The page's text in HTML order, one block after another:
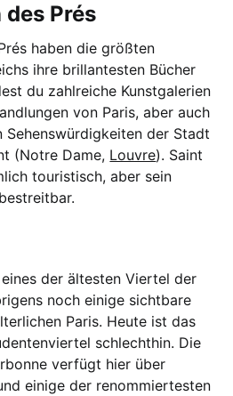
Prés
haben die größten
ihre brillantesten Bücher
du zahlreiche Kunstgalerien
von Paris, aber auch
der Stadt
(Notre Dame, Louvre). Saint
touristisch, aber sein
der ältesten Viertel der
noch einige sichtbare
Paris. Heute ist das
schlechthin. Die
verfügt hier über
einige der renommiertesten